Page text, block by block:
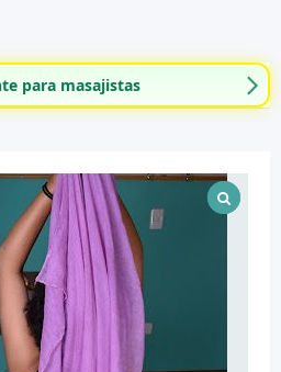
para masajistas